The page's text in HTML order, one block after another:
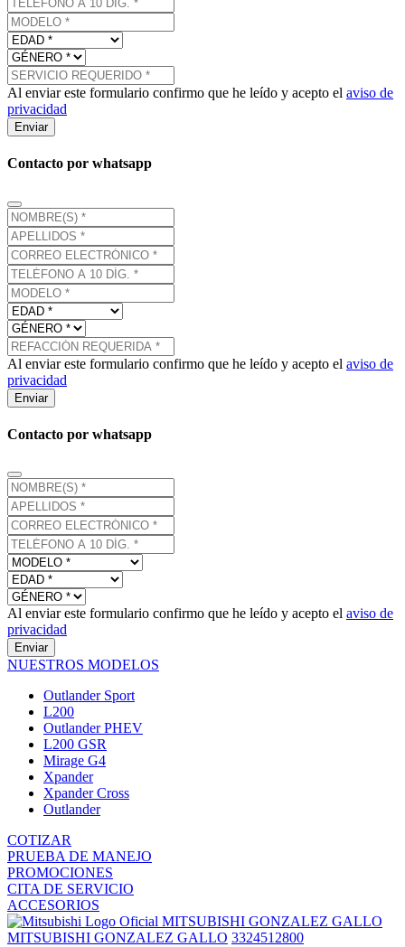
Al enviar este formulario confirmo que he leído y acepto el aviso de
privacidad
Enviar
Contacto por whatsapp
Al enviar este formulario confirmo que he leído y acepto el aviso de
privacidad
Enviar
Contacto por whatsapp
Al enviar este formulario confirmo que he leído y acepto el aviso de
privacidad
Enviar
NUESTROS MODELOS
Outlander Sport
L200
Outlander PHEV
L200 GSR
Mirage G4
Xpander
Xpander Cross
Outlander
COTIZAR
PRUEBA DE MANEJO
PROMOCIONES
CITA DE SERVICIO
ACCESORIOS
MITSUBISHI GONZALEZ GALLO
MITSUBISHI GONZALEZ GALLO 3324512800